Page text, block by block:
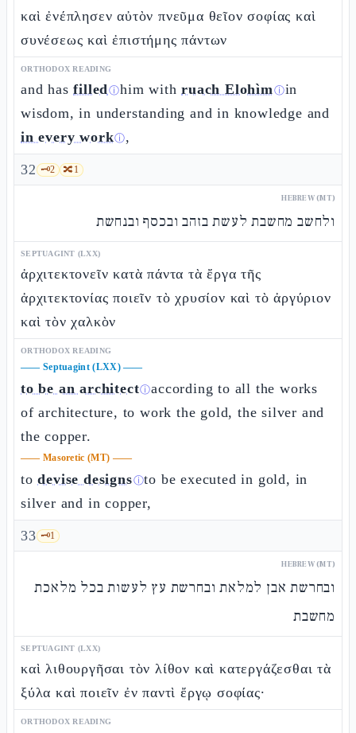
καὶ ἐνέπλησεν αὐτὸν πνεῦμα θεῖον σοφίας καὶ
συνέσεως καὶ ἐπιστήμης πάντων
ORTHODOX READING
and hasfilledⓘhim withruach Elohìmⓘin
wisdom, in understanding and in knowledge and
in every workⓘ,
32 🗝️2 🔀1
HEBREW (MT)
ולחשב מחשבת לעשת בזהב ובכסף ובנחשת
SEPTUAGINT (LXX)
ἀρχιτεκτονεῖν κατὰ πάντα τὰ ἔργα τῆς
ἀρχιτεκτονίας ποιεῖν τὸ χρυσίον καὶ τὸ ἀργύριον
καὶ τὸν χαλκὸν
ORTHODOX READING
—— Septuagint (LXX)——
to be an architectⓘaccording to all the works
of architecture, to work the gold, the silver and
the copper.
—— Masoretic (MT) ——
todevise designsⓘto be executed in gold, in
silver and in copper,
33 🗝️1
HEBREW (MT)
ובחרשת אבן למלאת ובחרשת עץ לעשות בכל מלאכת
מחשבת
SEPTUAGINT (LXX)
καὶ λιθουργῆσαι τὸν λίθον καὶ κατεργάζεσθαι τὰ
ξύλα καὶ ποιεῖν ἐν παντὶ ἔργῳ σοφίας·
ORTHODOX READING